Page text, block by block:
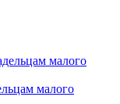
малого